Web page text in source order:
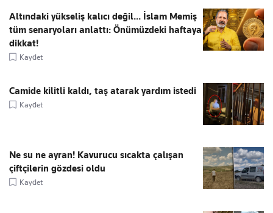
Altındaki yükseliş kalıcı değil... İslam Memiş
tüm senaryoları anlattı: Önümüzdeki haftaya
dikkat!
Kaydet
Camide kilitli kaldı, taş atarak yardım istedi
Kaydet
Ne su ne ayran! Kavurucu sıcakta çalışan
çiftçilerin gözdesi oldu
Kaydet